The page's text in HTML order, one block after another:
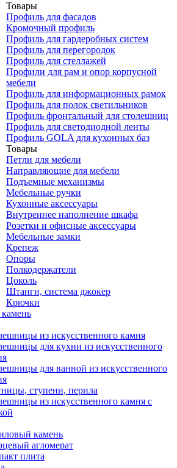
Товары
Профиль для фасадов
Кромочный профиль
Профиль для гардеробных систем
Профиль для перегородок
Профиль для стеллажей
Профили для рам и опор корпусной
мебели
Профиль для информационных рамок
Профиль для полок светильников
Профиль фронтальный для столешниц
Профиль для светодиодной ленты
Профиль GOLA для кухонных баз
Товары
Петли для мебели
Направляющие для мебели
Подъемные механизмы
Мебельные ручки
Кухонные аксессуары
Внутреннее наполнение шкафа
Розетки и офисные аксессуары
Мебельные замки
Крепеж
Опоры
Полкодержатели
Цоколь
Штанги, система джокер
Крючки
из искусственного камня
для кухни из искусственного
для ванной из искусственного
ступени, перила
из искусственного камня с
камень
агломерат
плита